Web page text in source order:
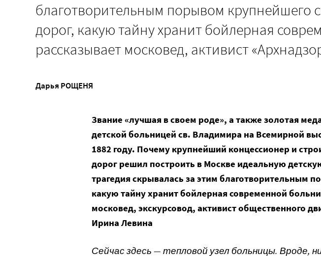
благотворительным порывом крупнейшего
дорог, какую тайну хранит бойлерная
рассказывает московед, активист
Дарья РОЩЕНЯ
Звание «лучшая в своем роде», а также золотая
детской больницей св. Владимира на Всемирной
1882 году. Почему крупнейший концессионер и
дорог решил построить в Москве идеальную
трагедия скрывалась за этим благотворительным
какую тайну хранит бойлерная современной
московед, экскурсовод, активист общественного
Ирина Левина
Сейчас здесь — тепловой узел больницы. Вроде,